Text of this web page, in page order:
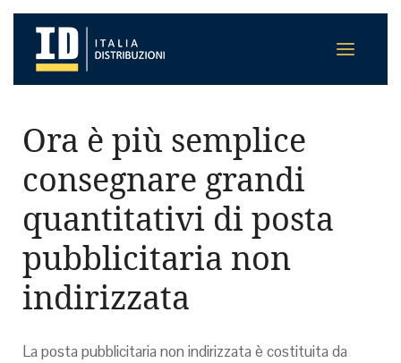
Ora è più semplice
consegnare grandi
quantitativi di posta
pubblicitaria non
indirizzata
La posta pubblicitaria non indirizzata è costituita da